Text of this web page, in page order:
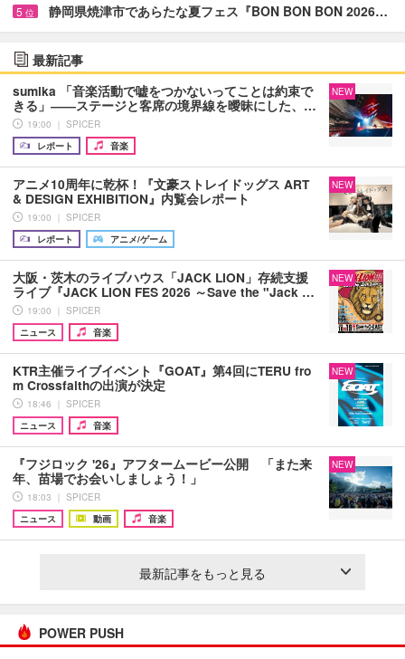
5 位 静岡県焼津市であらたな夏フェス『BON BON BON 2026…
最新記事
sumika 「音楽活動で嘘をつかないってことは約束で
きる」――ステージと客席の境界線を曖昧にした、…
19:00 ｜ SPICER
レポート
音楽
NEW
アニメ10周年に乾杯！『文豪ストレイドッグス ART
& DESIGN EXHIBITION』内覧会レポート
19:00 ｜ SPICER
レポート
アニメ/ゲーム
NEW
大阪・茨木のライブハウス「JACK LION」存続支援
ライブ『JACK LION FES 2026 ～Save the "Jack …
19:00 ｜ SPICER
ニュース
音楽
NEW
KTR主催ライブイベント『GOAT』第4回にTERU fro
m Crossfaithの出演が決定
18:46 ｜ SPICER
ニュース
音楽
NEW
『フジロック '26』アフタームービー公開 「また来
年、苗場でお会いしましょう！」
18:03 ｜ SPICER
ニュース
動画 音楽
NEW
最新記事をもっと見る
POWER PUSH